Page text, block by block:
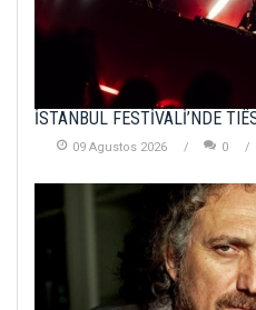
İSTANBUL FESTİVALİ’NDE
09 Agustos 2026 0